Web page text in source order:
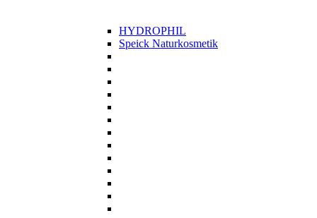
HYDROPHIL
Speick Naturkosmetik